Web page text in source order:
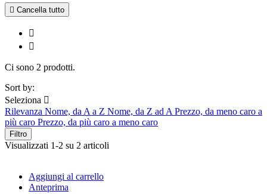
 Cancella tutto


Ci sono 2 prodotti.
Sort by:
Seleziona 
Rilevanza Nome, da A a Z Nome, da Z ad A Prezzo, da meno caro a
più caro Prezzo, da più caro a meno caro
Filtro
Visualizzati 1-2 su 2 articoli
Aggiungi al carrello
Anteprima